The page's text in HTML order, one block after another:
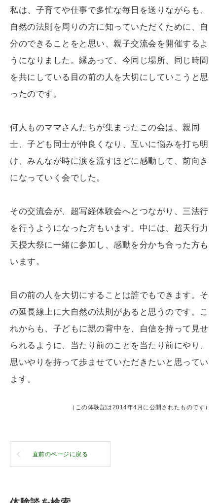
私は、子育てや仕事で多忙な毎日を送りながらも、
自然の法則を周りの方に知っていただくために、自
分のできることをと思い、親子交流会を開催するよ
うになりました。縁あって、今同じ場所、同じ時間
を共にしている目の前の人を大切にしていこうと思
ったのです。
何人ものママさんたちが集まったこの会は、親同
士、子ども同士が仲良くなり、互いに悩みを打ち明
け、みんなが時に涙を流すほどに感動して、前向き
になっていく会でした。
その交流会が、超写経体験会へとつながり、三法行
を行うようになった方もいます。中には、超天行力
天授大祭に一緒に参加し、感動を分かち合った方も
います。
目の前の人を大切にすることは誰でもできます。そ
の延長線上に大自然の法則があると思うのです。こ
れからも、子どもに親の背中を、自信を持って見せ
られるように、当たり前のことを当たり前にやり、
思いやりを持って歩ませていただきたいと思ってい
ます。
（この体験記は2014年4月に公開されたものです）
直前のページに戻る